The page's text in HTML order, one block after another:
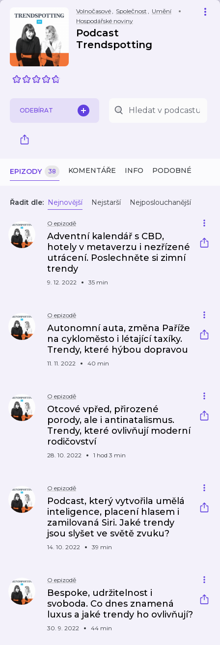
Volnočasové, Společnost , Umění
Hospodářské noviny
Podcast
Trendspotting
ODEBÍRAT
EPIZODY 38 KOMENTÁŘE INFO PODOBNÉ
Řadit dle: Nejnovější Nejstarší Nejposlouchanější
O epizodě
Adventní kalendář s CBD,
hotely v metaverzu i nezřízené
utrácení. Poslechněte si zimní
trendy
9. 12. 2022 35 min
O epizodě
Autonomní auta, změna Paříže
na cykloměsto i létající taxíky.
Trendy, které hýbou dopravou
11. 11. 2022 40 min
O epizodě
Otcové vpřed, přirozené
porody, ale i antinatalismus.
Trendy, které ovlivňují moderní
rodičovství
28. 10. 2022 1 hod 3 min
O epizodě
Podcast, který vytvořila umělá
inteligence, placení hlasem i
zamilovaná Siri. Jaké trendy
jsou slyšet ve světě zvuku?
14. 10. 2022 39 min
O epizodě
Bespoke, udržitelnost i
svoboda. Co dnes znamená
luxus a jaké trendy ho ovlivňují?
30. 9. 2022 44 min